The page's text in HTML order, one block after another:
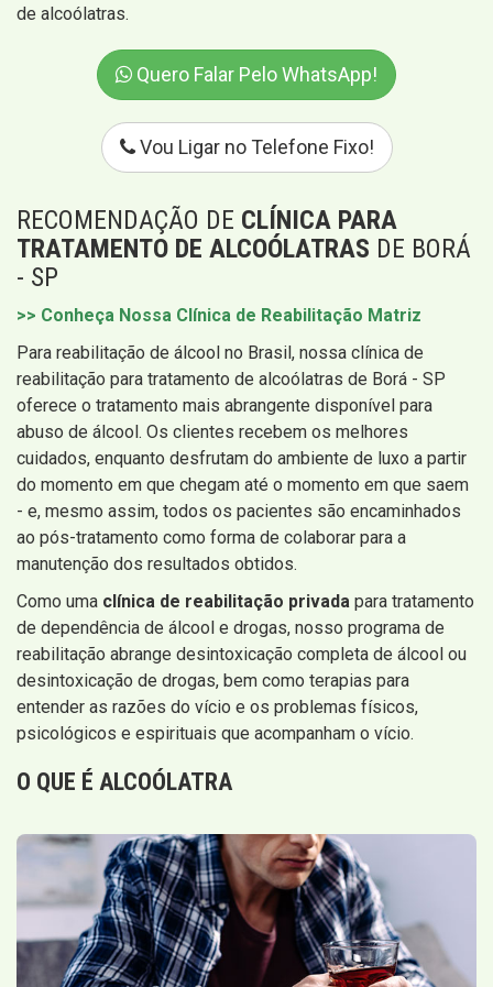
de alcoólatras.
Quero Falar Pelo WhatsApp!
Vou Ligar no Telefone Fixo!
RECOMENDAÇÃO DE CLÍNICA PARA
TRATAMENTO DE ALCOÓLATRAS DE BORÁ
- SP
>> Conheça Nossa Clínica de Reabilitação Matriz
Para reabilitação de álcool no Brasil, nossa clínica de
reabilitação para tratamento de alcoólatras de Borá - SP
oferece o tratamento mais abrangente disponível para
abuso de álcool. Os clientes recebem os melhores
cuidados, enquanto desfrutam do ambiente de luxo a partir
do momento em que chegam até o momento em que saem
- e, mesmo assim, todos os pacientes são encaminhados
ao pós-tratamento como forma de colaborar para a
manutenção dos resultados obtidos.
Como uma clínica de reabilitação privada para tratamento
de dependência de álcool e drogas, nosso programa de
reabilitação abrange desintoxicação completa de álcool ou
desintoxicação de drogas, bem como terapias para
entender as razões do vício e os problemas físicos,
psicológicos e espirituais que acompanham o vício.
O QUE É ALCOÓLATRA